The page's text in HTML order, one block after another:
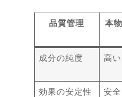
品質管理
本
成分の純度 高い
効果の安定性 安